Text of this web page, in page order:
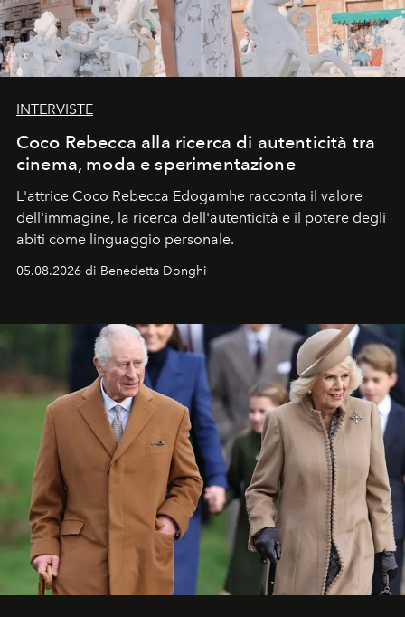
INTERVISTE
Coco Rebecca alla ricerca di autenticità tra
cinema, moda e sperimentazione
L'attrice Coco Rebecca Edogamhe racconta il valore
dell'immagine, la ricerca dell'autenticità e il potere degli
abiti come linguaggio personale.
05.08.2026 di Benedetta Donghi